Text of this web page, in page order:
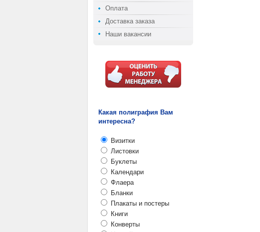
Оплата
Доставка заказа
Наши вакансии
Какая полиграфия Вам
интересна?
Визитки
Листовки
Буклеты
Календари
Флаера
Бланки
Плакаты и постеры
Книги
Конверты